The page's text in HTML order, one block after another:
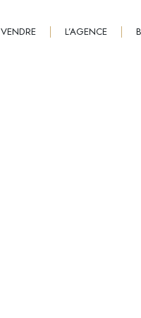
VENDRE L’AGENCE